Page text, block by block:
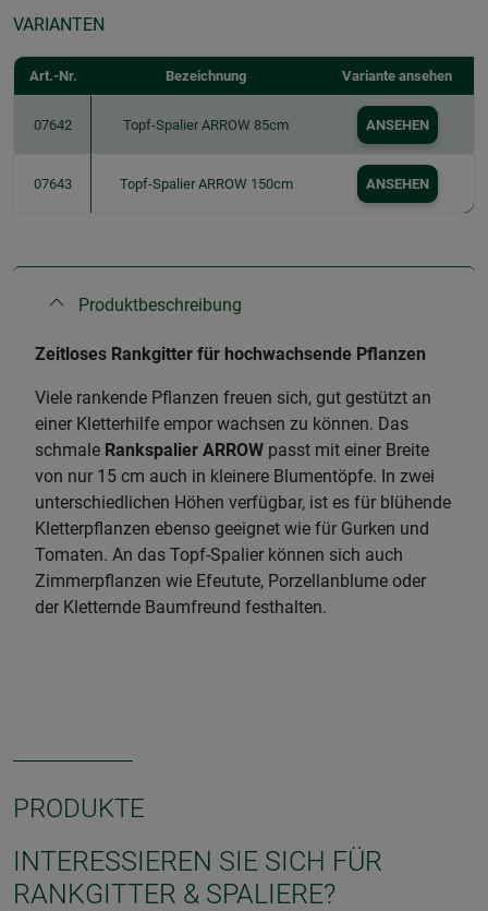
VARIANTEN
Art.-Nr. Bezeichnung Variante ansehen
07642 Topf-Spalier ARROW 85cm ANSEHEN
07643 Topf-Spalier ARROW 150cm ANSEHEN
Produktbeschreibung
Zeitloses Rankgitter für hochwachsende Pflanzen
Viele rankende Pflanzen freuen sich, gut gestützt an
einer Kletterhilfe empor wachsen zu können. Das
schmale Rankspalier ARROW passt mit einer Breite
von nur 15 cm auch in kleinere Blumentöpfe. In zwei
unterschiedlichen Höhen verfügbar, ist es für blühende
Kletterpflanzen ebenso geeignet wie für Gurken und
Tomaten. An das Topf-Spalier können sich auch
Zimmerpflanzen wie Efeutute, Porzellanblume oder
der Kletternde Baumfreund festhalten.
PRODUKTE
INTERESSIEREN SIE SICH FÜR
RANKGITTER & SPALIERE?